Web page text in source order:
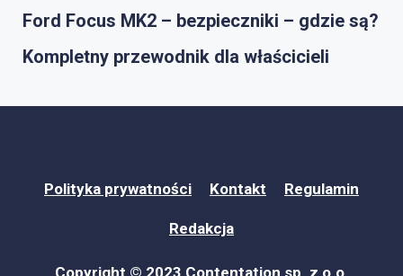
Ford Focus MK2 – bezpieczniki – gdzie są?
Kompletny przewodnik dla właścicieli
Polityka prywatności Kontakt Regulamin
Redakcja
Copyright © 2023 Contentation sp. z o.o.